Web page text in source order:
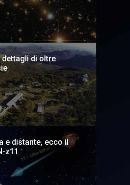
dettagli di oltre
e distante, ecco il
z11